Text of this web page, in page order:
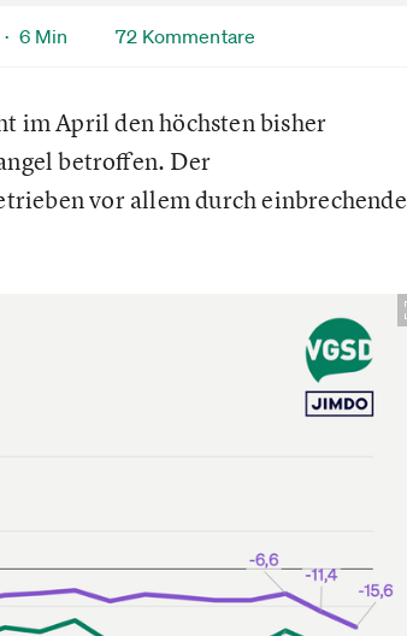
·6 Min 72 Kommentare
im April den höchsten bisher
betroffen. Der
vor allem durch einbrechende